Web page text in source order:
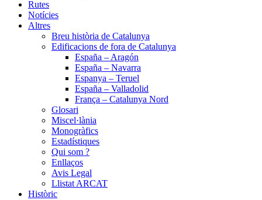
Rutes
Notícies
Altres
Breu història de Catalunya
Edificacions de fora de Catalunya
España – Aragón
España – Navarra
Espanya – Teruel
España – Valladolid
França – Catalunya Nord
Glosari
Miscel·lània
Monogràfics
Estadístiques
Qui som ?
Enllaços
Avis Legal
Llistat ARCAT
Històric